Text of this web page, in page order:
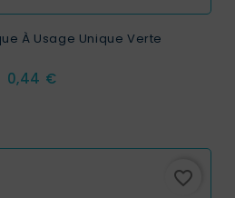
À Usage Unique Verte
Prix
0,44 €
favorite_border